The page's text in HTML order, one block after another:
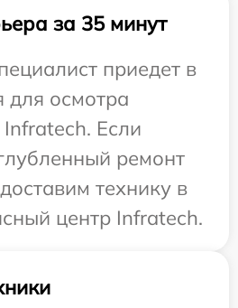
за 35 минут
приедет в
для осмотра
Если
ремонт
технику в
центр Infratech.